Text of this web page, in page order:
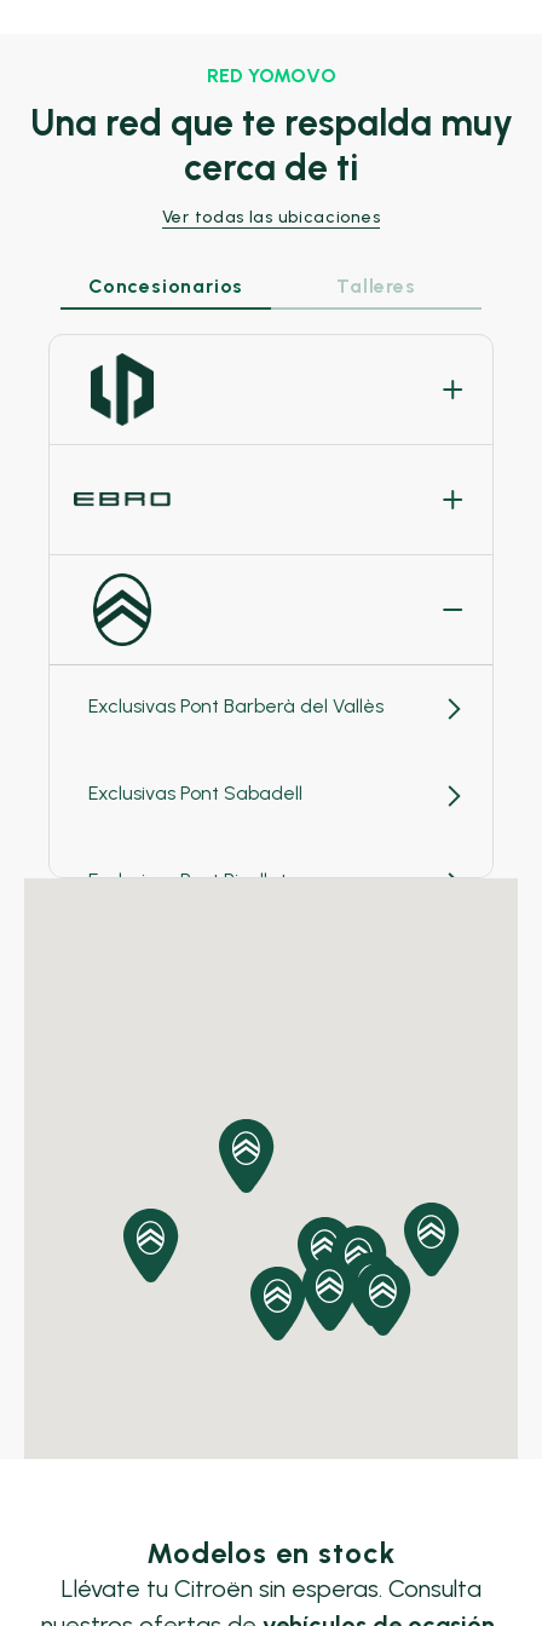
RED YOMOVO
Una red que te respalda muy
cerca de ti
Ver todas las ubicaciones
Concesionarios Talleres
Exclusivas Pont Barberà del Vallès
Exclusivas Pont Sabadell
Exclusivas Pont Ripollet
Exclusivas Pont Igualada
Exclusivas Pont Martorell
Exclusivas Pont Manresa
Modelos en stock
Llévate tu Citroën sin esperas. Consulta